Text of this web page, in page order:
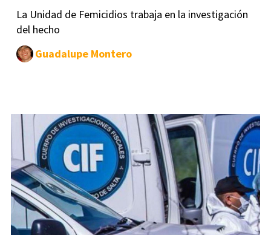
La Unidad de Femicidios trabaja en la investigación
del hecho
Guadalupe Montero